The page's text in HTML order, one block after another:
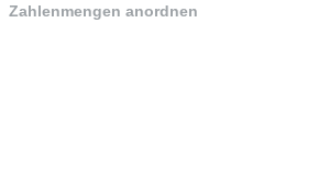
Zahlenmengen anordnen